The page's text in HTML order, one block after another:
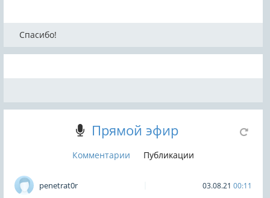
Спасибо!
Прямой эфир
Комментарии Публикации
penetrat0r 03.08.21 00:11